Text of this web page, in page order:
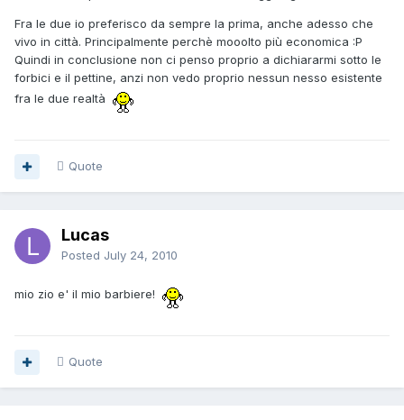
Fra le due io preferisco da sempre la prima, anche adesso che
vivo in città. Principalmente perchè mooolto più economica :P
Quindi in conclusione non ci penso proprio a dichiararmi sotto le
forbici e il pettine, anzi non vedo proprio nessun nesso esistente
fra le due realtà
Quote
Lucas
Posted July 24, 2010
mio zio e' il mio barbiere!
Quote